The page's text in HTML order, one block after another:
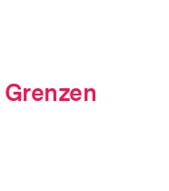
Hashtag
Grenzen